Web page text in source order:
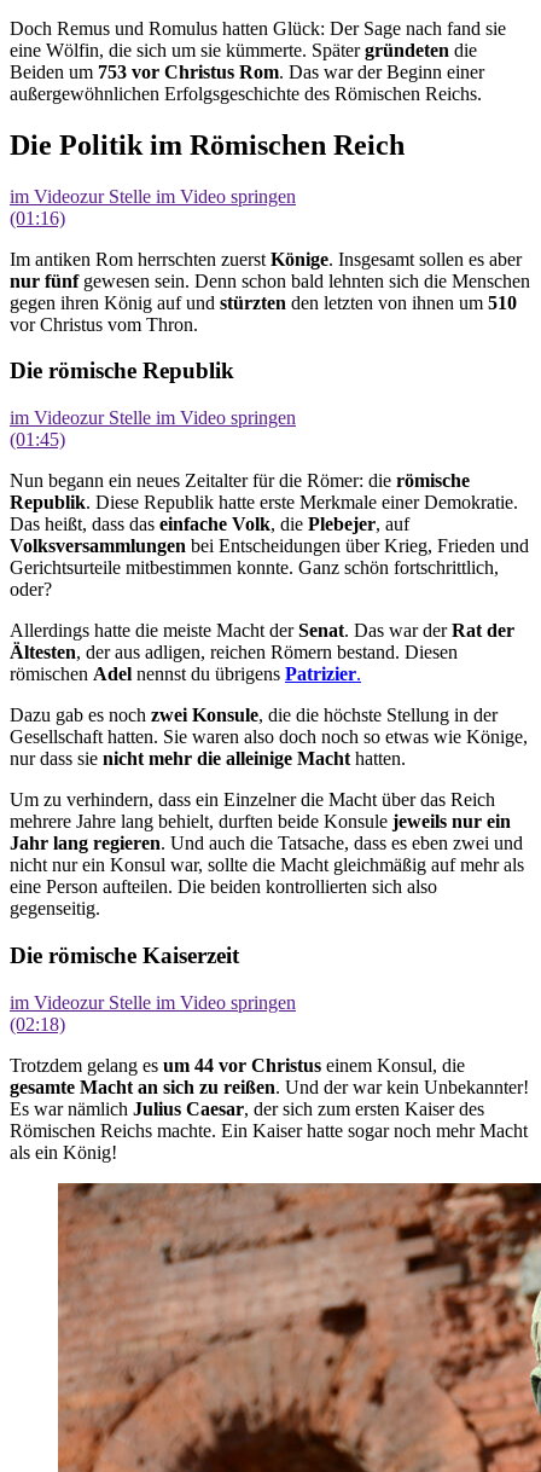
Doch Remus und Romulus hatten Glück: Der Sage nach fand sie
eine Wölfin, die sich um sie kümmerte. Spätergründeten die
Beiden um 753 vor Christus Rom. Das war der Beginn einer
außergewöhnlichen Erfolgsgeschichte des Römischen Reichs.
Die Politik im Römischen Reich
im Videozur Stelle im Video springen
(01:16)
Im antiken Rom herrschten zuerst Könige. Insgesamt sollen es aber
nur fünfgewesen sein. Denn schon bald lehnten sich die Menschen
gegen ihren König auf und stürzten den letzten von ihnen um 510
vor Christus vom Thron.
Die römische Republik
im Videozur Stelle im Video springen
(01:45)
Nun begann ein neues Zeitalter für die Römer: die römische
Republik. Diese Republik hatte erste Merkmale einer Demokratie.
Das heißt, dass das einfache Volk, die Plebejer, auf
Volksversammlungen bei Entscheidungen über Krieg, Frieden und
Gerichtsurteile mitbestimmen konnte. Ganz schön fortschrittlich,
oder?
Allerdings hatte die meiste Macht derSenat. Das war derRat der
Ältesten, der aus adligen, reichen Römern bestand. Diesen
römischen Adel nennst du übrigens Patrizier.
Dazu gab es noch zwei Konsule, die die höchste Stellung in der
Gesellschaft hatten. Sie waren also doch noch so etwas wie Könige,
nur dass sie nicht mehr die alleinige Macht hatten.
Um zu verhindern, dass ein Einzelner die Macht über das Reich
mehrere Jahre lang behielt, durften beide Konsule jeweils nur ein
Jahr lang regieren. Und auch die Tatsache, dass es eben zwei und
nicht nur ein Konsul war, sollte die Macht gleichmäßig auf mehr als
eine Person aufteilen. Die beiden kontrollierten sich also
gegenseitig.
Die römische Kaiserzeit
im Videozur Stelle im Video springen
(02:18)
Trotzdem gelang es um 44 vor Christus einem Konsul, die
gesamte Macht an sich zu reißen. Und der war kein Unbekannter!
Es war nämlich Julius Caesar, der sich zum ersten Kaiser des
Römischen Reichs machte. Ein Kaiser hatte sogar noch mehr Macht
als ein König!